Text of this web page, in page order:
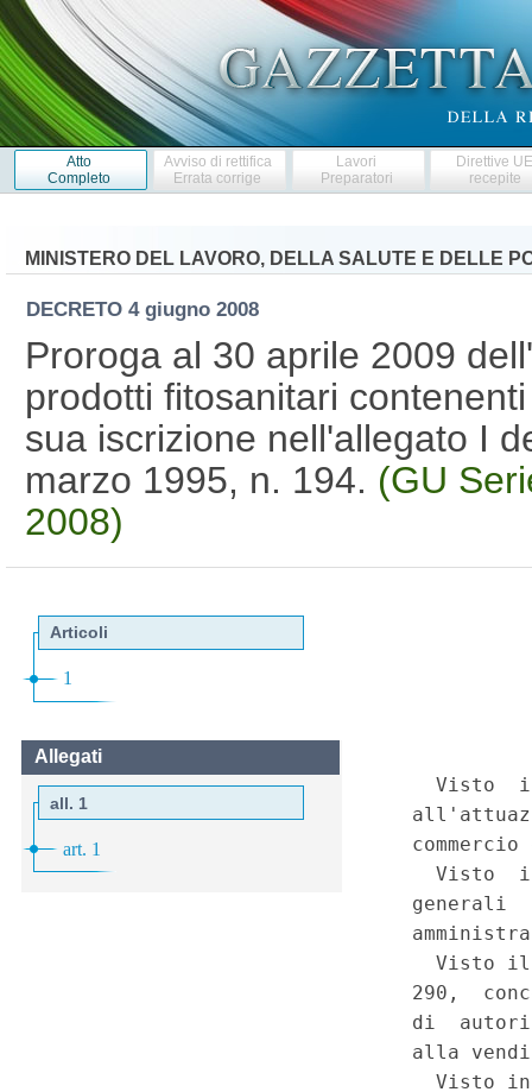
Atto
Completo
Avviso di rettifica
Errata corrige
Lavori
Preparatori
Direttive
recepite
MINISTERO DEL LAVORO, DELLA SALUTE E DELLE
DECRETO 4 giugno 2008
Proroga al 30 aprile 2009
prodotti fitosanitari
sua iscrizione nell'allegato I
marzo 1995, n. 194. (GU
2008)